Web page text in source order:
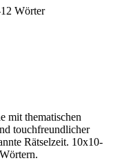
Wörter
mit thematischen
touchfreundlicher
Rätselzeit. 10x10-